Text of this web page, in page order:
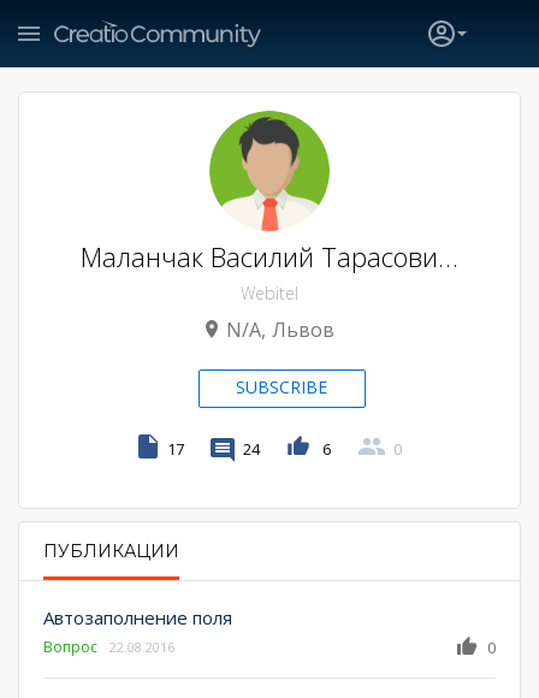
PRIMARY TABS
ПУБЛИКАЦИИ
Автозаполнение поля
Вопрос 0
22.08.2016
Маланчак Василий Тарасови…
Webitel
N/A Львов
SUBSCRIBE
17 24 6 0